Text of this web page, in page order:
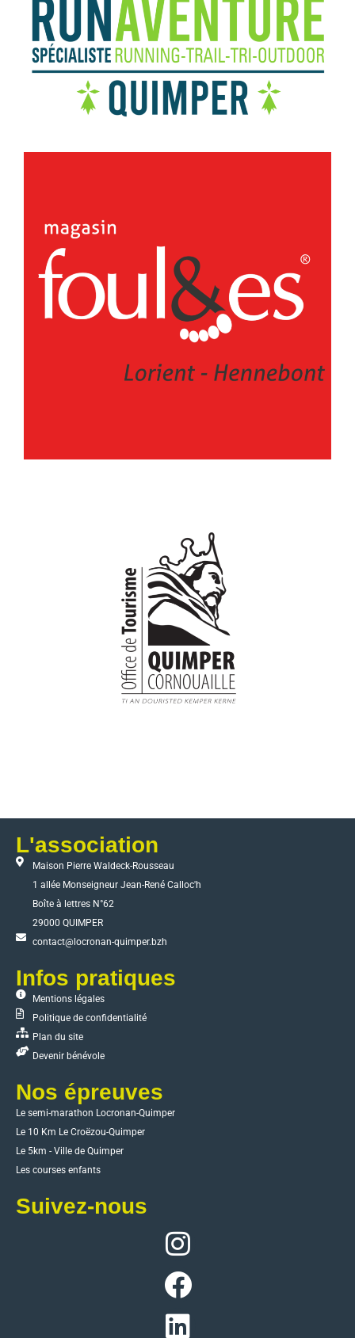
L'association
Maison Pierre Waldeck-Rousseau
1 allée Monseigneur Jean-René Calloc'h
Boîte à lettres N°62
29000 QUIMPER
contact@locronan-quimper.bzh
Infos pratiques
Mentions légales
Politique de confidentialité
Plan du site
Devenir bénévole
Nos épreuves
Le semi-marathon Locronan-Quimper
Le 10 Km Le Croëzou-Quimper
Le 5km - Ville de Quimper
Les courses enfants
Suivez-nous